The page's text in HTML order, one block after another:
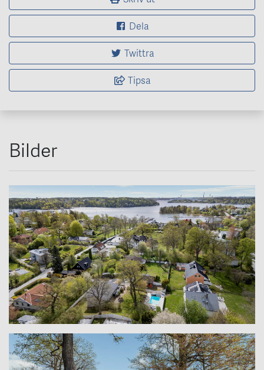
Dela
Twittra
Tipsa
Bilder